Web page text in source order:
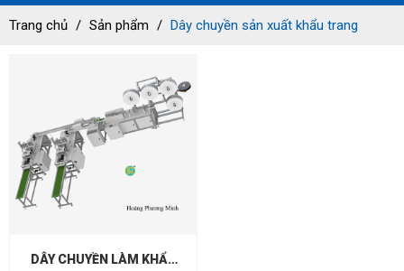
Trang chủ Sản phẩm Dây chuyền sản xuất khẩu trang
DÂY CHUYỀN LÀM KHẨU